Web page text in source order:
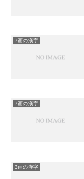
7画の漢字
7画の漢字
3画の漢字